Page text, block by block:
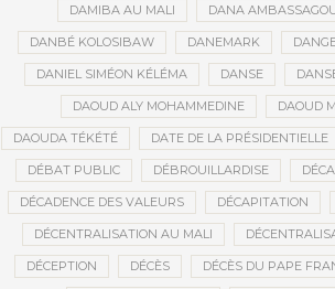
DAMIBA AU MALI DANA
DANBÉ KOLOSIBAW DANEMARK
DANIEL SIMÉON KÉLÉMA DANSE
DAOUD ALY MOHAMMEDINE DAOUD
DAOUDA TÉKÉTÉ DATE DE LA PRÉSIDENTIELLE
DÉBAT PUBLIC DÉBROUILLARDISE
DÉCADENCE DES VALEURS DÉCAPITATION
DÉCENTRALISATION AU MALI
DÉCEPTION DÉCÈS DÉCÈS DU PAPE